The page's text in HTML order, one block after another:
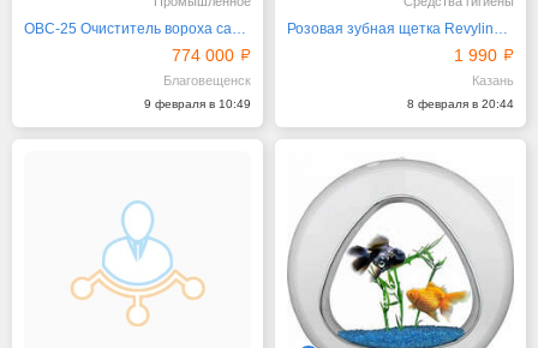
ОВС-25 Очиститель вороха самопередвижной оцинк
774 000
Благовещенск
9 февраля в 10:49
Розовая зубная щетка Revyline RL 025 Baby, 4 режима
1 990
Казань
8 февраля в 20:44